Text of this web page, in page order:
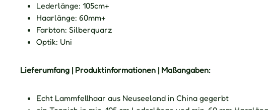
Lederlänge: 105cm+
Haarlänge: 60mm+
Farbton: Silberquarz
Optik: Uni
Lieferumfang | Produktinformationen | Maßangaben:
Echt Lammfellhaar aus Neuseeland in China gegerbt